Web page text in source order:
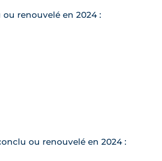
renouvelé en 2024 :
ou renouvelé en 2024 :